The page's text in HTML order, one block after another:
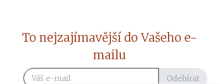
To nejzajímavější do Vašeho e-
mailu
Odebírat